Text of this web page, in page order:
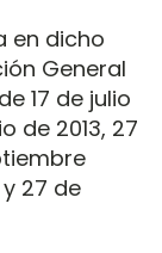
en dicho
General
17 de julio
de 2013, 27
y 27 de